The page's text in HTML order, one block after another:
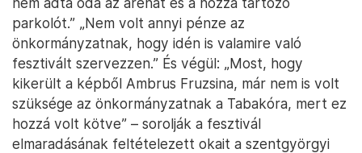
parkolót.” „Nem volt annyi pénze az
önkormányzatnak, hogy idén is valamire való
fesztivált szervezzen.” És végül: „Most, hogy
kikerült a képből Ambrus Fruzsina, már nem is volt
szüksége az önkormányzatnak a Tabakóra, mert ez
hozzá volt kötve” – sorolják a fesztivál
elmaradásának feltételezett okait a szentgyörgyi